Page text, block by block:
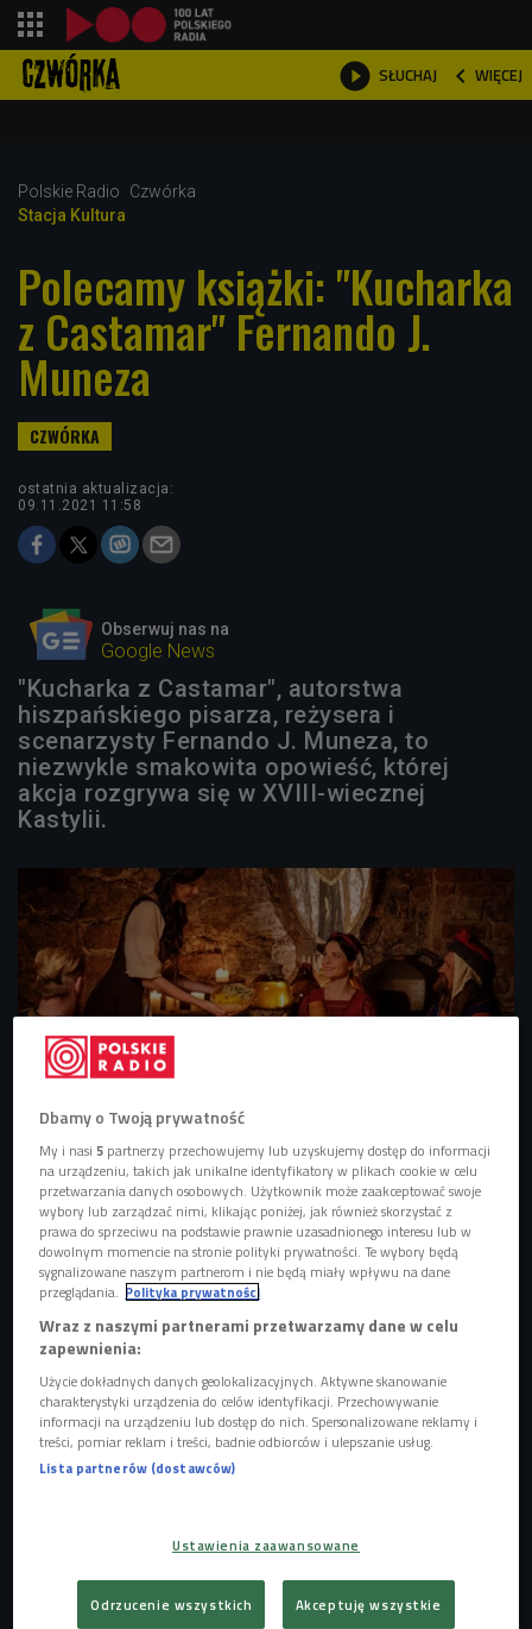
 SŁUCHAJ  WIĘCEJ

Polskie Radio
Czwórka
Stacja Kultura
Polecamy książki: "Kucharka
z Castamar" Fernando J.
Muneza
ostatnia aktualizacja:
09.11.2021 11:58
Obserwuj nas na
Google News
"Kucharka z Castamar", autorstwa
hiszpańskiego pisarza, reżysera i
scenarzysty Fernando J. Muneza, to
niezwykle smakowita opowieść, której
akcja rozgrywa się w XVIII-wiecznej
Kastylii.
zdjęcie ilustracyjne Foto: Nejron Photo/Shutterstock.com
Przenosimy się do XVIII wieku, kiedy to młoda Clara
Belmonte musi walczyć o swój los w męskim świecie
Dbamy o Twoją prywatność
My i nasi5 partnerzy przechowujemy lub uzyskujemy dostęp do informacji
na urządzeniu, takich jak unikalne identyfikatory w plikach cookie w celu
przetwarzania danych osobowych. Użytkownik może zaakceptować swoje
wybory lub zarządzać nimi, klikając poniżej, jak również skorzystać z
prawa do sprzeciwu na podstawie prawnie uzasadnionego interesu lub w
dowolnym momencie na stronie polityki prywatności. Te wybory będą
sygnalizowane naszym partnerom i nie będą miały wpływu na dane
przeglądania. Polityka prywatności
Wraz z naszymi partnerami przetwarzamy dane w celu
zapewnienia:
Użycie dokładnych danych geolokalizacyjnych. Aktywne skanowanie
charakterystyki urządzenia do celów identyfikacji. Przechowywanie
informacji na urządzeniu lub dostęp do nich. Spersonalizowane reklamy i
treści, pomiar reklam i treści, badnie odbiorców i ulepszanie usług.
Lista partnerów (dostawców)
Ustawienia zaawansowane
Odrzucenie wszystkich Akceptuję wszystkie